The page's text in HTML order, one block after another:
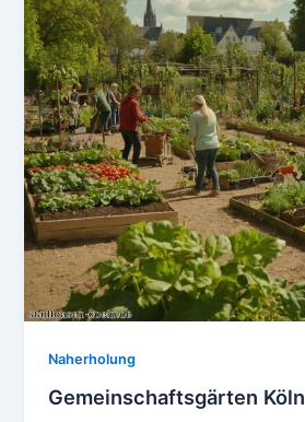
Naherholung
Gemeinschaftsgärten Köln